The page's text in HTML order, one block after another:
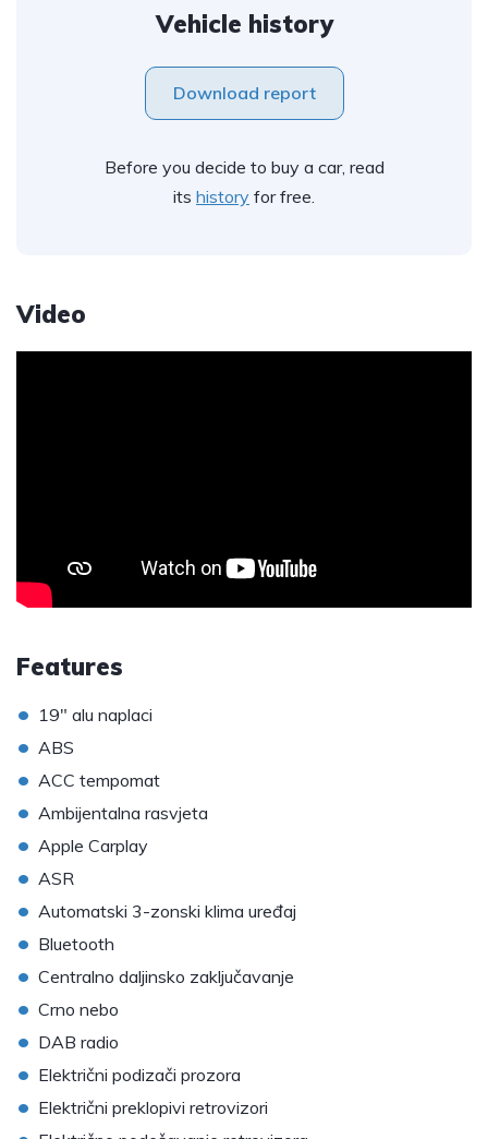
Vehicle history
Download report
Before you decide to buy a car, read
its history for free.
Video
Features
• 19" alu naplaci
• ABS
• ACC tempomat
• Ambijentalna rasvjeta
• Apple Carplay
• ASR
• Automatski 3-zonski klima uređaj
• Bluetooth
• Centralno daljinsko zaključavanje
• Crno nebo
• DAB radio
• Električni podizači prozora
• Električni preklopivi retrovizori